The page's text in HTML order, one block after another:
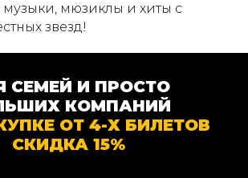
музыки, мюзиклы и хиты с
звезд!
СЕМЕЙ И ПРОСТО
КОМПАНИЙ
ОТ 4-Х БИЛЕТОВ
СКИДКА 15%